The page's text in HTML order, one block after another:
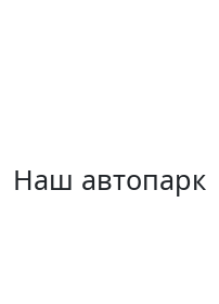
Наш автопарк